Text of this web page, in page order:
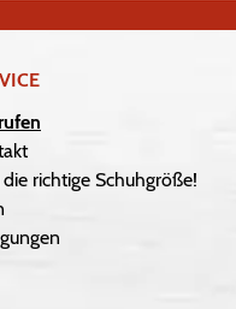
richtige Schuhgröße!